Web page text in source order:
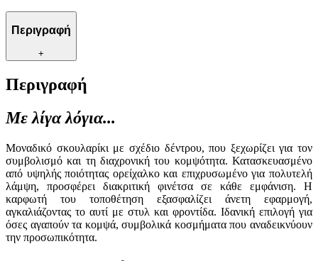
Περιγραφή
+
Περιγραφή
Με λίγα λόγια...
Μοναδικό σκουλαρίκι με σχέδιο δέντρου, που ξεχωρίζει για τον
συμβολισμό και τη διαχρονική του κομψότητα. Κατασκευασμένο
από υψηλής ποιότητας ορείχαλκο και επιχρυσωμένο για πολυτελή
λάμψη, προσφέρει διακριτική φινέτσα σε κάθε εμφάνιση. Η
καρφωτή του τοποθέτηση εξασφαλίζει άνετη εφαρμογή,
αγκαλιάζοντας το αυτί με στυλ και φροντίδα. Ιδανική επιλογή για
όσες αγαπούν τα κομψά, συμβολικά κοσμήματα που αναδεικνύουν
την προσωπικότητα.